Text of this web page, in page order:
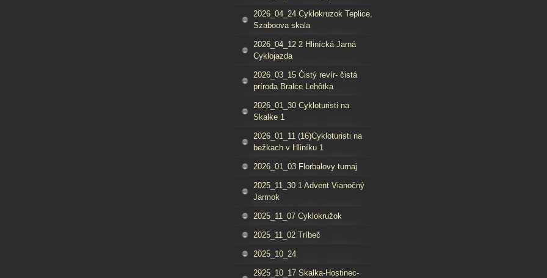
2026_04_24 Cyklokruzok Teplice,
Szaboova skala
2026_04_12 2 Hlinícká Jarná
Cyklojazda
2026_03_15 Čistý revír- čistá
príroda Bralce Lehôtka
2026_01_30 Cykloturisti na
Skalke 1
2026_01_11 (16)Cykloturisti na
bežkach v Hliníku 1
2026_01_03 Florbalovy turnaj
2025_11_30 1 Advent Vianočný
Jarmok
2025_11_07 Cyklokružok
2025_11_02 Tríbeč
2025_10_24
2925_10_17 Skalka-Hostinec-